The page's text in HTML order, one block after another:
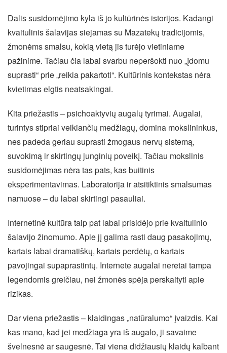
Dalis susidomėjimo kyla iš jo kultūrinės istorijos. Kadangi
kvaitulinis šalavijas siejamas su Mazatekų tradicijomis,
žmonėms smalsu, kokią vietą jis turėjo vietiniame
pažinime. Tačiau čia labai svarbu neperšokti nuo „įdomu
suprasti“ prie „reikia pakartoti“. Kultūrinis kontekstas nėra
kvietimas elgtis neatsakingai.
Kita priežastis – psichoaktyvių augalų tyrimai. Augalai,
turintys stipriai veikiančių medžiagų, domina mokslininkus,
nes padeda geriau suprasti žmogaus nervų sistemą,
suvokimą ir skirtingų junginių poveikį. Tačiau mokslinis
susidomėjimas nėra tas pats, kas buitinis
eksperimentavimas. Laboratorija ir atsitiktinis smalsumas
namuose – du labai skirtingi pasauliai.
Internetinė kultūra taip pat labai prisidėjo prie kvaitulinio
šalavijo žinomumo. Apie jį galima rasti daug pasakojimų,
kartais labai dramatiškų, kartais perdėtų, o kartais
pavojingai supaprastintų. Internete augalai neretai tampa
legendomis greičiau, nei žmonės spėja perskaityti apie
rizikas.
Dar viena priežastis – klaidingas „natūralumo“ įvaizdis. Kai
kas mano, kad jei medžiaga yra iš augalo, ji savaime
švelnesnė ar saugesnė. Tai viena didžiausių klaidų kalbant